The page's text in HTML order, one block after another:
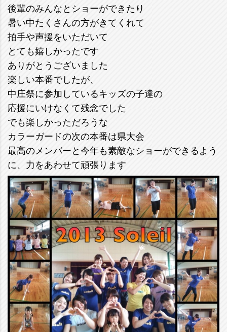
後輩のみんなとショーができたり
暑い中たくさんの方がきてくれて
拍手や声援をいただいて
とても嬉しかったです
ありがとうございました
楽しい本番でしたが、
中庄祭に参加しているキッズの子達の
応援にいけなくて残念でした
でも楽しかっただろうな
カラーガードの次の本番は県大会
最高のメンバーと今年も素敵なショーができるよう
に、力をあわせて頑張ります